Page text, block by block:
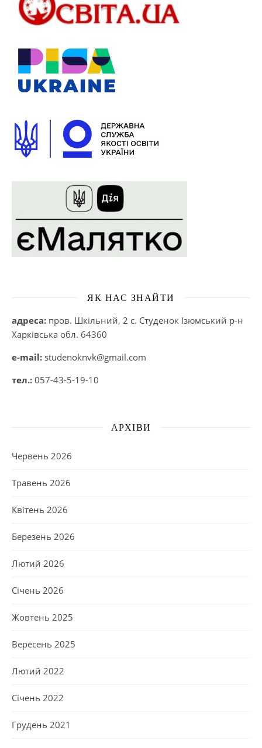
ЯК НАС ЗНАЙТИ
адреса: пров. Шкільний, 2 с. Студенок Ізюмський р-н
Харківська обл. 64360
e-mail: studenoknvk@gmail.com
тел.: 057-43-5-19-10
АРХІВИ
Червень 2026
Травень 2026
Квітень 2026
Березень 2026
Лютий 2026
Січень 2026
Жовтень 2025
Вересень 2025
Лютий 2022
Січень 2022
Грудень 2021